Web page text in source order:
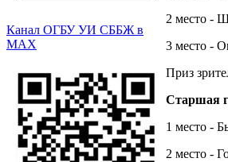
Канал ОГБУ УИ СББЖ в
МАХ
2 место -
3 место -
Приз
Старшая
1 место -
2 место -